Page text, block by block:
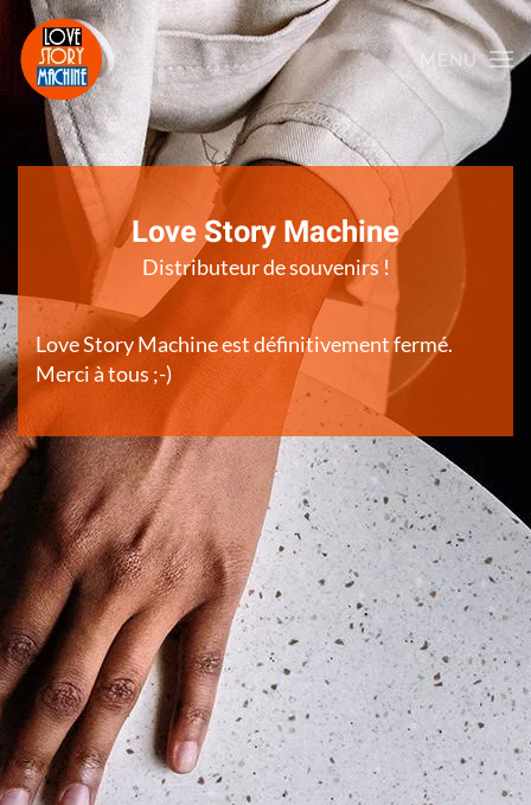
Skip to main content MENU
Love Story Machine
Distributeur de souvenirs !
Love Story Machine est définitivement fermé.
Merci à tous ;-)